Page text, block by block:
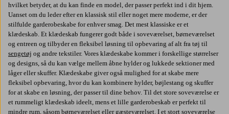
hvilket betyder, at du kan finde en model, der passer perfekt ind i dit hjem.
Uanset om du leder efter en klassisk stil eller noget mere moderne, er der
stilfulde garderobeskabe for enhver smag. Det mest klassiske er et
klædeskab. Et klædeskab fungerer godt både i soveværelset, børneværelset
og entreen og tilbyder en fleksibel løsning til opbevaring af alt fra tøj til
sengetøj og andre tekstiler. Vores klædeskabe kommer i forskellige størrelser
og designs, så du kan vælge mellem åbne hylder og lukkede sektioner med
låger eller skuffer. Klædeskabe giver også mulighed for at skabe mere
fleksibel opbevaring, hvor du kan kombinere hylder, bøjlestang og skuffer
for at skabe en løsning, der passer til dine behov. Til det store soveværelse er
et rummeligt klædeskab ideelt, mens et lille garderobeskab er perfekt til
mindre rum, såsom børneværelset eller gæsteværelset. I et stort soveværelse